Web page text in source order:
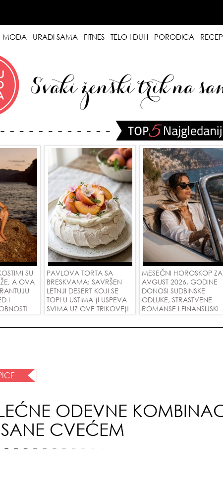
MODA URADI SAMA FITNES TELO I DUH PORODICA
SU
A OVA
I
PAVLOVA TORTA SA
BRESKVAMA: SAVRŠEN
LETNJI DESERT KOJI SE
TOPI U USTIMA (I USPEVA
SVIMA UZ OVE TRIKOVE)!
MESEČNI HOROSKOP ZA
AVGUST 2026. GODINE
DONOSI SUDBINSKE
ODLUKE, STRASTVENE
ROMANSE I FINANSIJSKI
ODEVNE
CVEĆEM